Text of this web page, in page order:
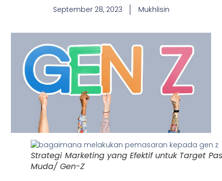
September 28, 2023 Mukhlisin
Strategi Marketing yang Efektif untuk Target
Muda/ Gen-Z